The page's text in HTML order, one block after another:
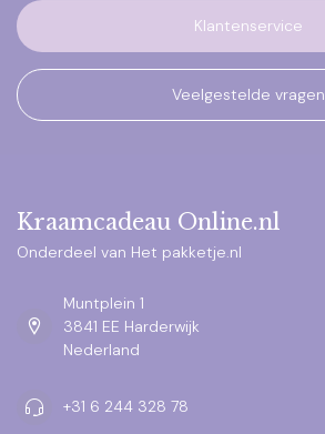
Klantenservice
Veelgestelde vragen
Kraamcadeau Online.nl
Onderdeel van Het pakketje.nl
Muntplein 1
3841 EE Harderwijk
Nederland
+31 6 244 328 78